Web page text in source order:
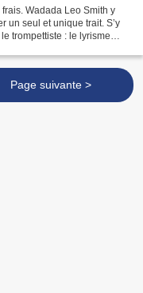
Wadada Leo Smith y
un seul et unique trait. S’y
trompettiste : le lyrisme
Page suivante >